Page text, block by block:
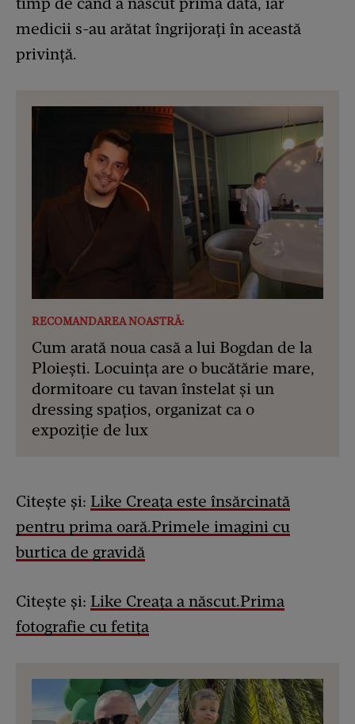
medicii s-au arătat îngrijorați în această
privință.
RECOMANDAREA NOASTRĂ:
Cum arată noua casă a lui Bogdan de la
Ploiești. Locuința are o bucătărie mare,
dormitoare cu tavan înstelat și un
dressing spațios, organizat ca o
expoziție de lux
Citește și: Like Creața este însărcinată
pentru prima oară.Primele imagini cu
burtica de gravidă
Citește și: Like Creața a născut.Prima
fotografie cu fetița